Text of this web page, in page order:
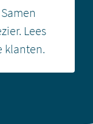
Lees
klanten.